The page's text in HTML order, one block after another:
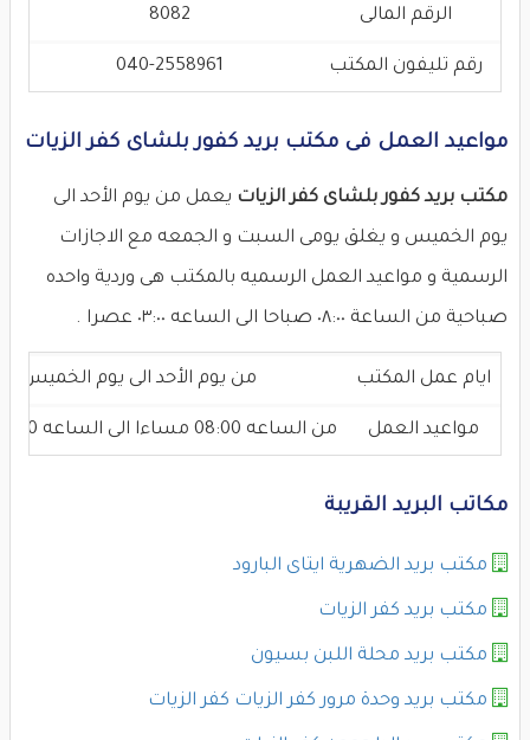
الرقم المالى 8082
رقم تليفون المكتب 040-2558961
مواعيد العمل فى مكتب بريد كفور بلشاى كفر الزيات
مكتب بريد كفور بلشاى كفر الزيات يعمل من يوم الأحد الى
يوم الخميس و يغلق يومى السبت و الجمعه مع الاجازات
الرسمية و مواعيد العمل الرسميه بالمكتب هى وردية واحده
صباحية من الساعة ٠٨:٠٠ صباحا الى الساعه ٠٣:٠٠ عصرا .
ايام عمل المكتب من يوم الأحد الى يوم الخميس
مواعيد العمل من الساعه 08:00 مساءا الى الساعه 03:00 عصرا
مكاتب البريد القريبة
مكتب بريد الضهرية ايتاى البارود
مكتب بريد كفر الزيات
مكتب بريد محلة اللبن بسيون
مكتب بريد وحدة مرور كفر الزيات كفر الزيات